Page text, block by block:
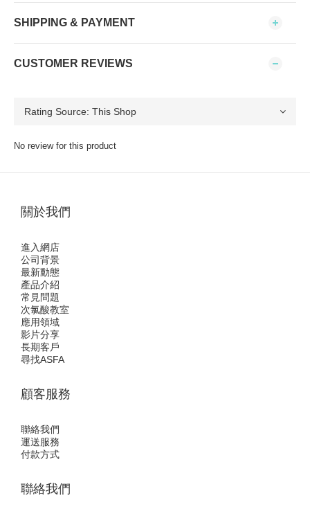
SHIPPING & PAYMENT
CUSTOMER REVIEWS
No review for this product
關於我們
進入網店
公司背景
最新動態
產品介紹
常見問題
次氯酸教室
應用領域
影片分享
長期客戶
尋找ASFA
顧客服務
聯絡我們
運送服務
付款方式
聯絡我們